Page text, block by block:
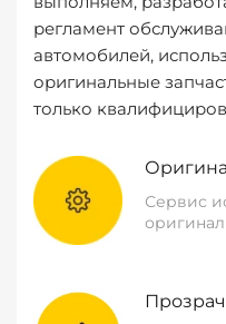
регламент
автомобилей,
оригинальные
только
Сервис